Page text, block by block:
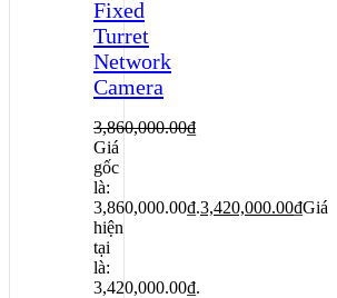
Fixed
Turret
Network
Camera
3,860,000.00₫
Giá
gốc
là:
3,860,000.00₫.3,420,000.00₫Giá
hiện
tại
là:
3,420,000.00₫.